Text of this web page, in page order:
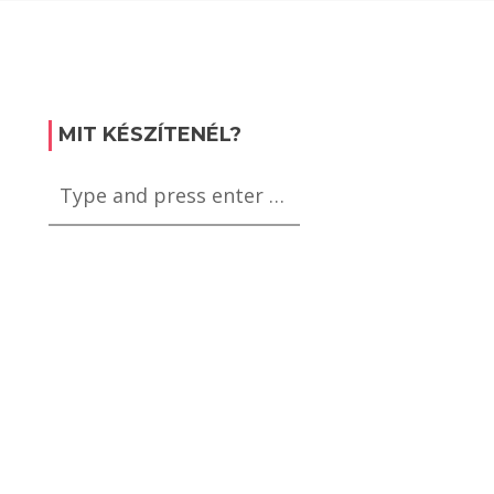
MIT KÉSZÍTENÉL?